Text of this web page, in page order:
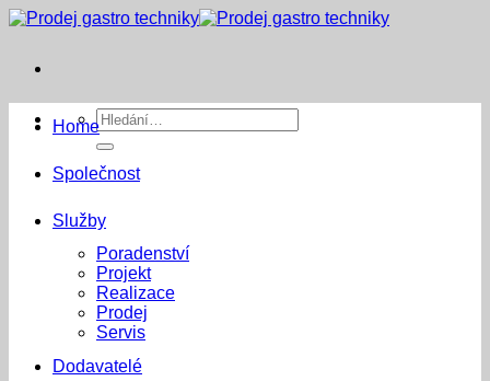
Přeskočit
Hledat:
Home
Společnost
Služby
Poradenství
Projekt
Realizace
Prodej
Servis
Dodavatelé